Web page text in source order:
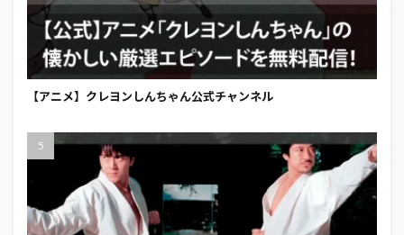
【アニメ】クレヨンしんちゃん公式チャンネル